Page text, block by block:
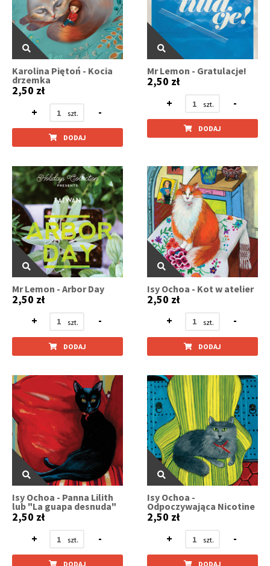
Karolina Piętoń - Kocia
drzemka
2,50 zł
+
-
DODAJ
Mr Lemon - Gratulacje!
2,50 zł
+
-
DODAJ
Mr Lemon - Arbor Day
2,50 zł
+
-
DODAJ
Isy Ochoa - Kot w atelier
2,50 zł
+
-
DODAJ
Isy Ochoa - Panna Lilith
lub "La guapa desnuda"
2,50 zł
+
-
DODAJ
Isy Ochoa -
Odpoczywająca Nicotine
2,50 zł
+
-
DODAJ